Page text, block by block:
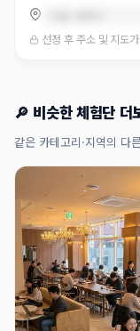
선정 후 주소 및 지도
🔎 비슷한 체험단 더
같은 카테고리·지역의 다